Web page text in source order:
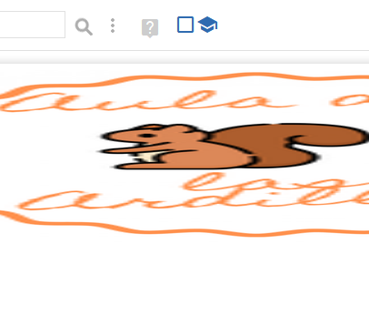
Búsqueda avanzada
Ayuda
(en